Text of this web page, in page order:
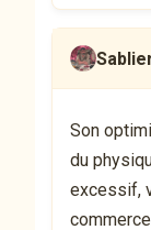
Son
du
excessif,